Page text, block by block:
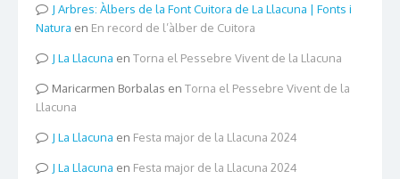
Arbres: Àlbers de la Font Cuitora de La Llacuna | Fonts i
Natura en En record de l’àlber de Cuitora
La Llacuna en Torna el Pessebre Vivent de la Llacuna
Maricarmen Borbalas en Torna el Pessebre Vivent de la
Llacuna
La Llacuna en Festa major de la Llacuna 2024
La Llacuna en Festa major de la Llacuna 2024